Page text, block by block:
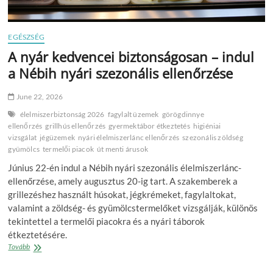
EGÉSZSÉG
A nyár kedvencei biztonságosan – indul
a Nébih nyári szezonális ellenőrzése
June 22, 2026
élelmiszerbiztonság 2026 fagylalt üzemek görögdinnye
ellenőrzés grillhús ellenőrzés gyermektábor étkeztetés higiéniai
vizsgálat jégüzemek nyári élelmiszerlánc ellenőrzés szezonális zöldség
gyümölcs termelői piacok út menti árusok
Június 22-én indul a Nébih nyári szezonális élelmiszerlánc-
ellenőrzése, amely augusztus 20-ig tart. A szakemberek a
grillezéshez használt húsokat, jégkrémeket, fagylaltokat,
valamint a zöldség- és gyümölcstermelőket vizsgálják, különös
tekintettel a termelői piacokra és a nyári táborok
étkeztetésére.
TovábbA